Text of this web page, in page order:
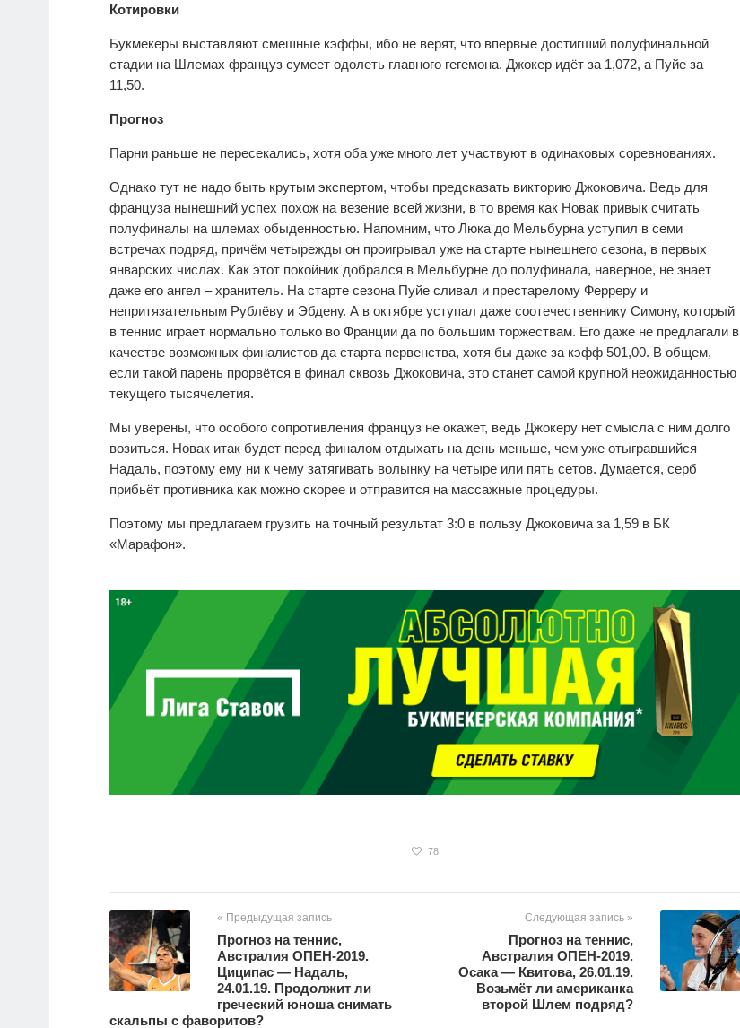
Котировки
Букмекеры выставляют смешные кэффы, ибо не верят, что впервые достигший полуфинальной
стадии на Шлемах француз сумеет одолеть главного гегемона. Джокер идёт за 1,072, а Пуйе за
11,50.
Прогноз
Парни раньше не пересекались, хотя оба уже много лет участвуют в одинаковых соревнованиях.
Однако тут не надо быть крутым экспертом, чтобы предсказать викторию Джоковича. Ведь для
француза нынешний успех похож на везение всей жизни, в то время как Новак привык считать
полуфиналы на шлемах обыденностью. Напомним, что Люка до Мельбурна уступил в семи
встречах подряд, причём четырежды он проигрывал уже на старте нынешнего сезона, в первых
январских числах. Как этот покойник добрался в Мельбурне до полуфинала, наверное, не знает
даже его ангел – хранитель. На старте сезона Пуйе сливал и престарелому Ферреру и
непритязательным Рублёву и Эбдену. А в октябре уступал даже соотечественнику Симону, который
в теннис играет нормально только во Франции да по большим торжествам. Его даже не предлагали в
качестве возможных финалистов да старта первенства, хотя бы даже за кэфф 501,00. В общем,
если такой парень прорвётся в финал сквозь Джоковича, это станет самой крупной неожиданностью
текущего тысячелетия.
Мы уверены, что особого сопротивления француз не окажет, ведь Джокеру нет смысла с ним долго
возиться. Новак итак будет перед финалом отдыхать на день меньше, чем уже отыгравшийся
Надаль, поэтому ему ни к чему затягивать волынку на четыре или пять сетов. Думается, серб
прибьёт противника как можно скорее и отправится на массажные процедуры.
Поэтому мы предлагаем грузить на точный результат 3:0 в пользу Джоковича за 1,59 в БК
«Марафон».
78
« Предыдущая запись
Прогноз на теннис,
Австралия ОПЕН-2019.
Циципас — Надаль,
24.01.19. Продолжит ли
греческий юноша снимать
скальпы с фаворитов?
Следующая запись »
Прогноз на теннис,
Австралия ОПЕН-2019.
Осака — Квитова, 26.01.19.
Возьмёт ли американка
второй Шлем подряд?